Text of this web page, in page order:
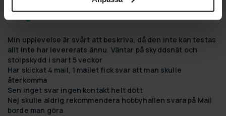
AK
Min upplevelse är svårt att beskriva, då den inte kan testas
allt inte har levererats ännu. Väntar på skyddsnät och
stolpskydd i snart 5 veckor
Har skickat 4 mail, 1 mailet fick svar att man skulle
återkomma
Sen inget svar ingen kontakt helt dött
Nej skulle aldrig rekommendera hobbyhallen svara på Mail
borde man göra